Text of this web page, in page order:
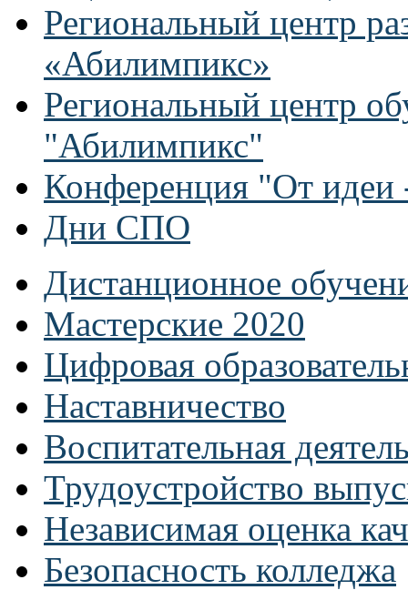
Региональный центр
«Абилимпикс»
Региональный центр
"Абилимпикс"
Конференция "От идеи
Дни СПО
Дистанционное
Мастерские 2020
Цифровая
Наставничество
Воспитательная
Трудоустройство
Независимая оценка
Безопасность колледжа